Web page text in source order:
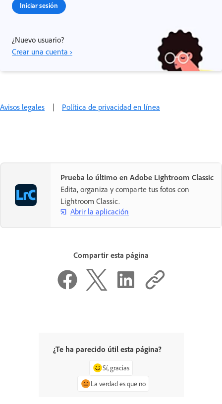
Iniciar sesión
¿Nuevo usuario?
Crear una cuenta ›
Avisos legales | Política de privacidad en línea
Prueba lo último en Adobe Lightroom Classic
Edita, organiza y comparte tus fotos con
Lightroom Classic.
Abrir la aplicación
Compartir esta página
¿Te ha parecido útil esta página?
Sí, gracias
La verdad es que no